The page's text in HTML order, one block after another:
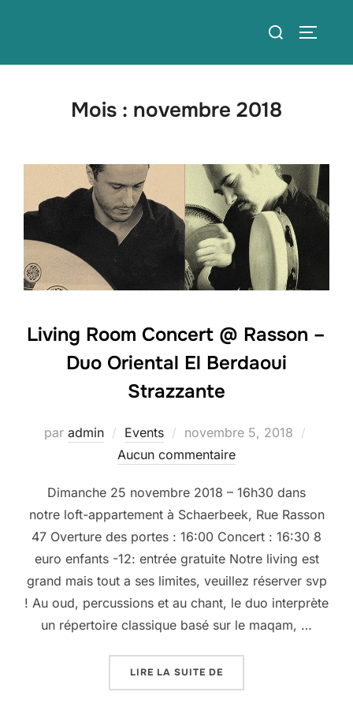
Rechercher :
Mois : novembre 2018
Living Room Concert @ Rasson –
Duo Oriental El Berdaoui
Strazzante
par admin Events
Publié
le
novembre 5, 2018
Aucun commentaire
Dimanche 25 novembre 2018 – 16h30 dans
notre loft-appartement à Schaerbeek, Rue Rasson
47 Overture des portes : 16:00 Concert : 16:30 8
euro enfants -12: entrée gratuite Notre living est
grand mais tout a ses limites, veuillez réserver svp
! Au oud, percussions et au chant, le duo interprète
un répertoire classique basé sur le maqam, …
LIRE LA SUITE DE